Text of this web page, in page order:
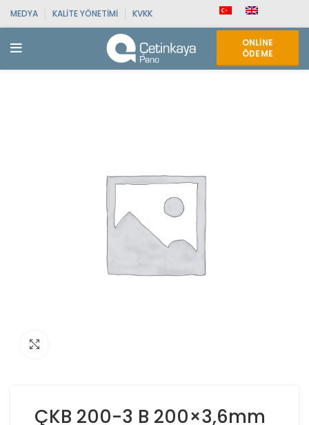
MEDYA KALITE YÖNETIMI KVKK
ONLINE
ÖDEME
ÇKB 200-3 B 200×3,6mm